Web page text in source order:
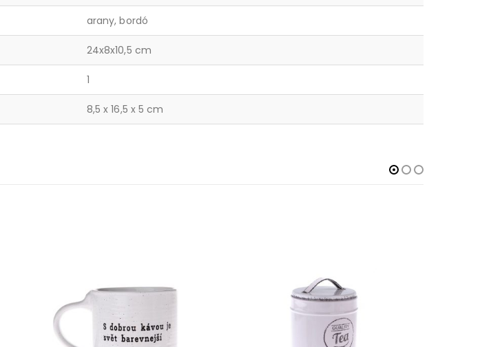
arany, bordó
24x8x10,5 cm
1
8,5 x 16,5 x 5 cm